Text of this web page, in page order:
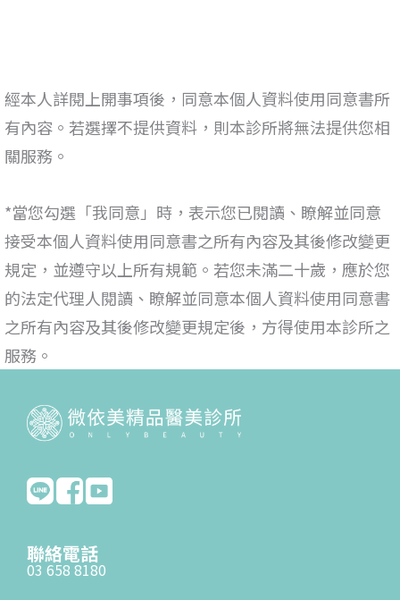
經本人詳閱上開事項後， 同意本個人資料使用同意書所
有內容。若選擇不提供資料，則本診所將無法提供您相
關服務。
*當您勾選「我同意」時，表示您已閱讀、瞭解並同意
接受本個人資料使用同意書之所有內容及其後修改變更
規定，並遵守以上所有規範。若您未滿二十歲，應於您
的法定代理人閱讀、瞭解並同意本個人資料使用同意書
之所有內容及其後修改變更規定後，方得使用本診所之
服務。
聯絡電話
03 658 8180